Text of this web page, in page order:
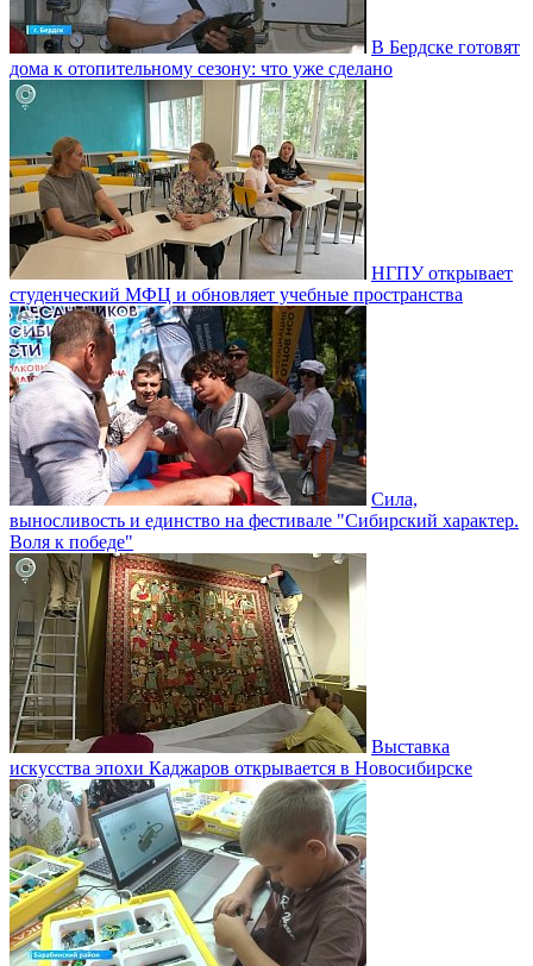
В Бердске готовят
дома к отопительному сезону: что уже сделано
НГПУ открывает
студенческий МФЦ и обновляет учебные пространства
Сила,
выносливость и единство на фестивале "Сибирский характер.
Воля к победе"
Выставка
искусства эпохи Каджаров открывается в Новосибирске